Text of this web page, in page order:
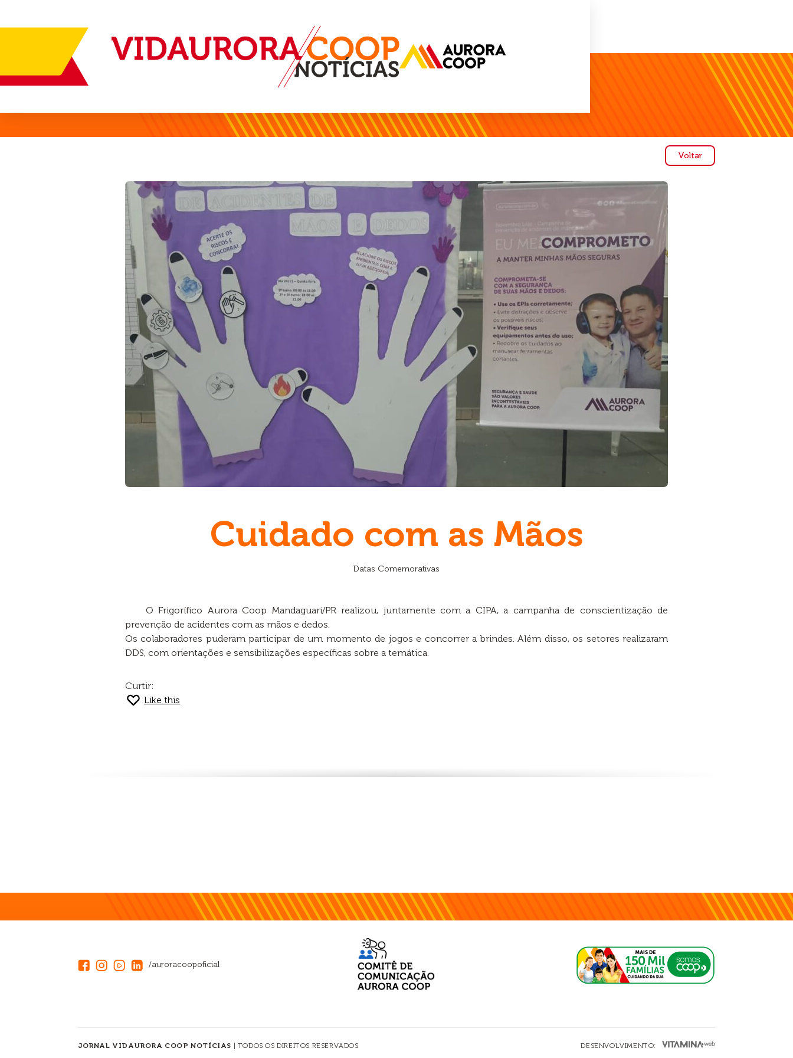
Voltar
Cuidado com as Mãos
Datas Comemorativas
O Frigorífico Aurora Coop Mandaguari/PR realizou, juntamente com a CIPA, a campanha de conscientização de
prevenção de acidentes com as mãos e dedos.
Os colaboradores puderam participar de um momento de jogos e concorrer a brindes. Além disso, os setores realizaram
DDS, com orientações e sensibilizações específicas sobre a temática.
Curtir:
Like this
/auroracoopoficial
JORNAL VIDAURORA COOP NOTÍCIAS | TODOS OS DIREITOS RESERVADOS DESENVOLVIMENTO: